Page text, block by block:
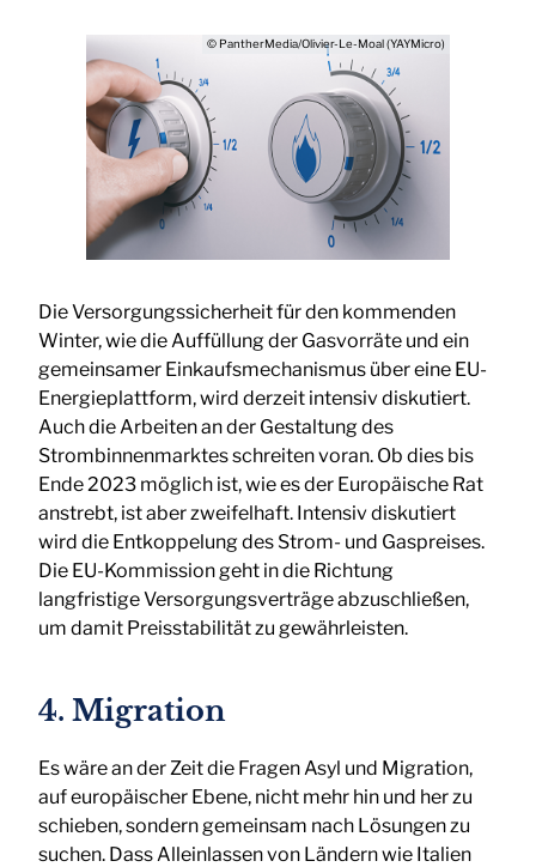
© PantherMedia/Olivier-Le-Moal (YAYMicro)
Die Versorgungssicherheit für den kommenden
Winter, wie die Auffüllung der Gasvorräte und ein
gemeinsamer Einkaufsmechanismus über eine EU-
Energieplattform, wird derzeit intensiv diskutiert.
Auch die Arbeiten an der Gestaltung des
Strombinnenmarktes schreiten voran. Ob dies bis
Ende 2023 möglich ist, wie es der Europäische Rat
anstrebt, ist aber zweifelhaft. Intensiv diskutiert
wird die Entkoppelung des Strom- und Gaspreises.
Die EU-Kommission geht in die Richtung
langfristige Versorgungsverträge abzuschließen,
um damit Preisstabilität zu gewährleisten.
4. Migration
Es wäre an der Zeit die Fragen Asyl und Migration,
auf europäischer Ebene, nicht mehr hin und her zu
schieben, sondern gemeinsam nach Lösungen zu
suchen. Dass Alleinlassen von Ländern wie Italien